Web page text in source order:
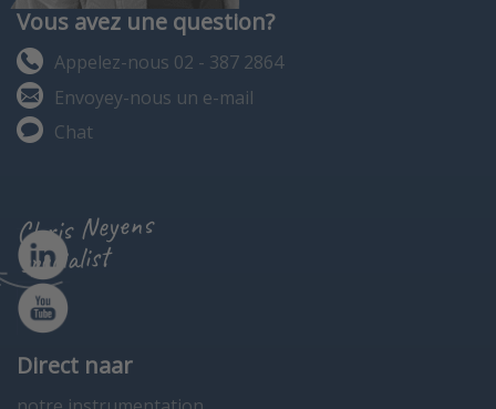
Vous avez une question?
Appelez-nous 02 - 387 2864
Envoyey-nous un e-mail
Chat
Chris Neyens
specialist
Direct naar